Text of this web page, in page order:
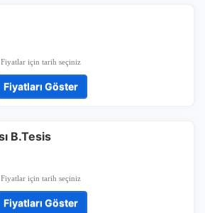
AYARLARINIZ
belirleyin
Fiyatlar için tarih seçiniz
Fiyatları Göster
B.Tesis
Fiyatlar için tarih seçiniz
Fiyatları Göster